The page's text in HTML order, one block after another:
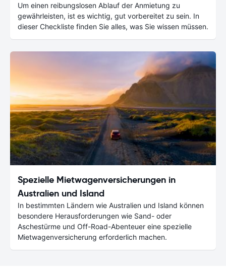
Um einen reibungslosen Ablauf der Anmietung zu
gewährleisten, ist es wichtig, gut vorbereitet zu sein. In
dieser Checkliste finden Sie alles, was Sie wissen müssen.
Spezielle Mietwagenversicherungen in
Australien und Island
In bestimmten Ländern wie Australien und Island können
besondere Herausforderungen wie Sand- oder
Aschestürme und Off-Road-Abenteuer eine spezielle
Mietwagenversicherung erforderlich machen.